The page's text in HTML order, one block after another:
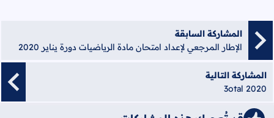
المشاركة السابقة
الإطار المرجعي لإعداد امتحان مادة الرياضيات دورة يناير 2020
المشاركة التالية
3otal 2020